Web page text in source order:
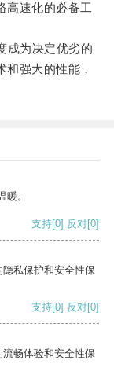
高速化的必备工
为决定优劣的
强大的性能，
。
支持[0] 反对[0]
私保护和安全性保
支持[0] 反对[0]
畅体验和安全性保